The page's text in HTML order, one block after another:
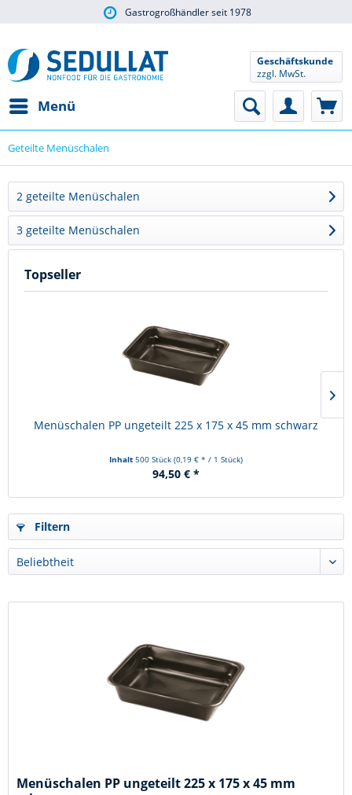
Gastrogroßhändler seit 1978
Menü
Geschäftskunde
zzgl. MwSt.
Geteilte Menüschalen
2 geteilte Menüschalen
3 geteilte Menüschalen
Topseller
Menüschalen PP ungeteilt 225 x 175 x 45 mm schwarz
Inhalt 500 Stück (0,19 € * / 1 Stück)
94,50 € *
Filtern
Menüschalen PP ungeteilt 225 x 175 x 45 mm